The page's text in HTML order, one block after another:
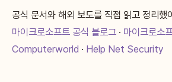
공식 문서와 해외 보도를 직접 읽고 정리
마이크로소프트 공식 블로그 · 마이크로소
Computerworld · Help Net Security